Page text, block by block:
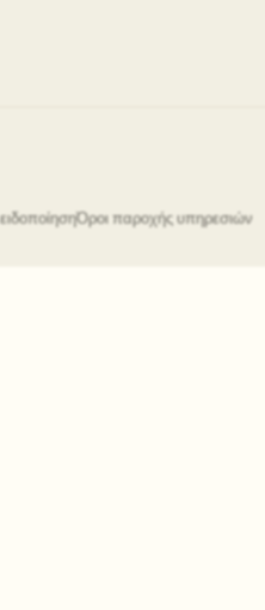
Όροι παροχής υπηρεσιών